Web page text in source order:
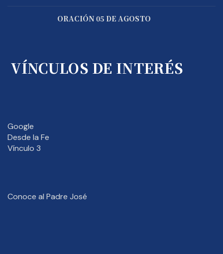
ORACIÓN 05 DE AGOSTO
VÍNCULOS DE INTERÉS
Google
Desde la Fe
Vínculo 3
Conoce al Padre José